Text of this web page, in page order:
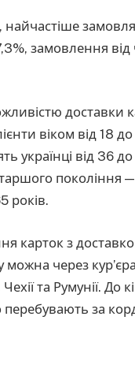
найчастіше
замовлення від
віком від 18
українці від 36
років.
карток з
через
та Румунії. До
перебувають за